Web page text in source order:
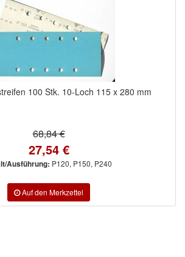
100 Stk. 10-Loch 115 x 280 mm
68,84 €
27,54 €
Ausführung: P120, P150, P240